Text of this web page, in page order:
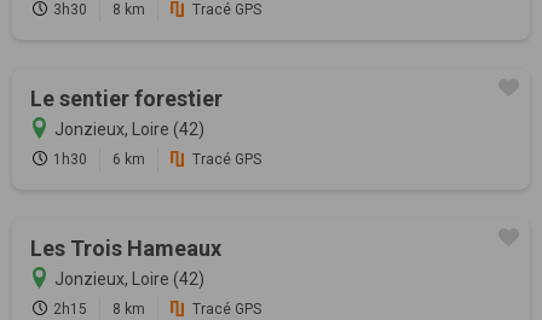
3h30 8 km Tracé GPS
Le sentier forestier
Jonzieux, Loire (42)
1h30 6 km Tracé GPS
Les Trois Hameaux
Jonzieux, Loire (42)
2h15 8 km Tracé GPS